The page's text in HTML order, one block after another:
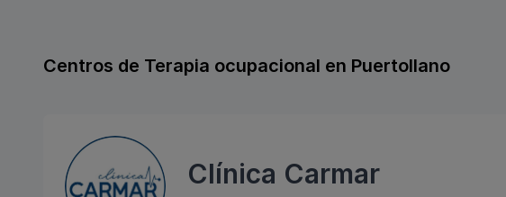
Centros de Terapia ocupacional en Puertollano
Clínica Carmar